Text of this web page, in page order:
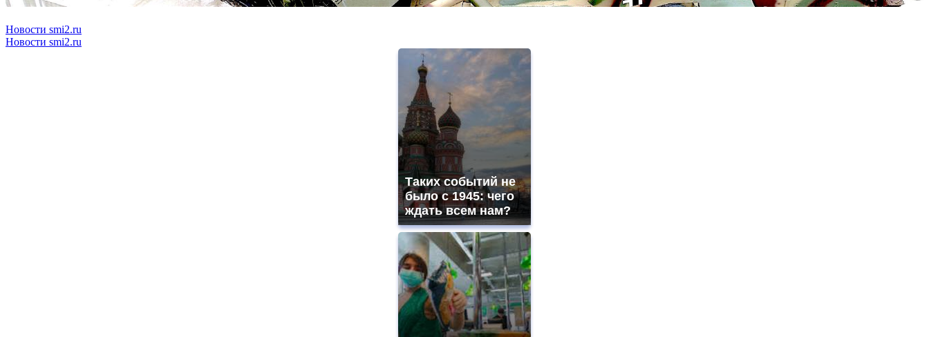
Новости smi2.ru
Новости smi2.ru
Таких событий не
было с 1945: чего
ждать всем нам?